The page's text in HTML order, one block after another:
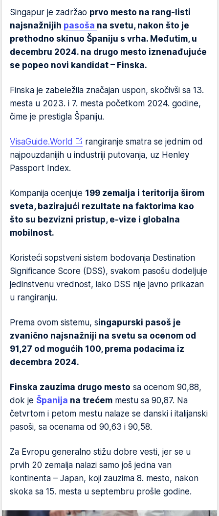
Singapur je zadržao prvo mesto na rang-listi
najsnažnijih pasoša na svetu, nakon što je
prethodno skinuo Španiju s vrha. Međutim, u
decembru 2024. na drugo mesto iznenađujuće
se popeo novi kandidat – Finska.
Finska je zabeležila značajan uspon, skočivši sa 13.
mesta u 2023. i 7. mesta početkom 2024. godine,
čime je prestigla Španiju.
VisaGuide.World
rangiranje smatra se jednim od
najpouzdanijih u industriji putovanja, uz Henley
Passport Index.
Kompanija ocenjuje 199 zemalja i teritorija širom
sveta, bazirajući rezultate na faktorima kao
što su bezvizni pristup, e-vize i globalna
mobilnost.
Koristeći sopstveni sistem bodovanja Destination
Significance Score (DSS), svakom pasošu dodeljuje
jedinstvenu vrednost, iako DSS nije javno prikazan
u rangiranju.
Prema ovom sistemu, singapurski pasoš je
zvanično najsnažniji na svetu sa ocenom od
91,27 od mogućih 100, prema podacima iz
decembra 2024.
Finska zauzima drugo mesto sa ocenom 90,88,
dok je Španija na trećem mestu sa 90,87. Na
četvrtom i petom mestu nalaze se danski i italijanski
pasoši, sa ocenama od 90,63 i 90,58.
Za Evropu generalno stižu dobre vesti, jer se u
prvih 20 zemalja nalazi samo još jedna van
kontinenta – Japan, koji zauzima 8. mesto, nakon
skoka sa 15. mesta u septembru prošle godine.